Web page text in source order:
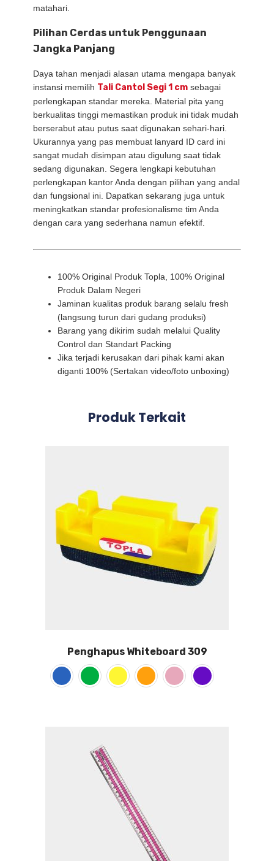
matahari.
Pilihan Cerdas untuk Penggunaan
Jangka Panjang
Daya tahan menjadi alasan utama mengapa banyak
instansi memilih Tali Cantol Segi 1 cm sebagai
perlengkapan standar mereka. Material pita yang
berkualitas tinggi memastikan produk ini tidak mudah
berserabut atau putus saat digunakan sehari-hari.
Ukurannya yang pas membuat lanyard ID card ini
sangat mudah disimpan atau digulung saat tidak
sedang digunakan. Segera lengkapi kebutuhan
perlengkapan kantor Anda dengan pilihan yang andal
dan fungsional ini. Dapatkan sekarang juga untuk
meningkatkan standar profesionalisme tim Anda
dengan cara yang sederhana namun efektif.
100% Original Produk Topla, 100% Original
Produk Dalam Negeri
Jaminan kualitas produk barang selalu fresh
(langsung turun dari gudang produksi)
Barang yang dikirim sudah melalui Quality
Control dan Standart Packing
Jika terjadi kerusakan dari pihak kami akan
diganti 100% (Sertakan video/foto unboxing)
Produk Terkait
Penghapus Whiteboard 309